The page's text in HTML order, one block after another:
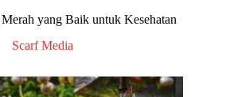
yang Baik untuk Kesehatan
Scarf Media